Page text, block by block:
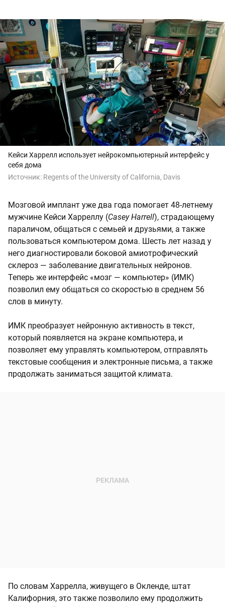
Кейси Харрелл использует нейрокомпьютерный интерфейс у
себя дома
Источник: Regents of the University of California, Davis
Мозговой имплант уже два года помогает 48-летнему
мужчине Кейси Харреллу (Casey Harrell), страдающему
параличом, общаться с семьей и друзьями, а также
пользоваться компьютером дома. Шесть лет назад у
него диагностировали боковой амиотрофический
склероз — заболевание двигательных нейронов.
Теперь же интерфейс «мозг — компьютер» (ИМК)
позволил ему общаться со скоростью в среднем 56
слов в минуту.
ИМК преобразует нейронную активность в текст,
который появляется на экране компьютера, и
позволяет ему управлять компьютером, отправлять
текстовые сообщения и электронные письма, а также
продолжать заниматься защитой климата.
По словам Харрелла, живущего в Окленде, штат
Калифорния, это также позволило ему продолжить